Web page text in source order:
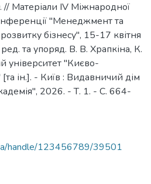
// Матеріали ІV Міжнародної
"Менеджмент та
бізнесу", 15-17 квітня
та упоряд. В. В. Храпкіна, К.
університет "Києво-
ін.]. - Київ : Видавничий дім
2026. - Т. 1. - С. 664-
handle/123456789/39501